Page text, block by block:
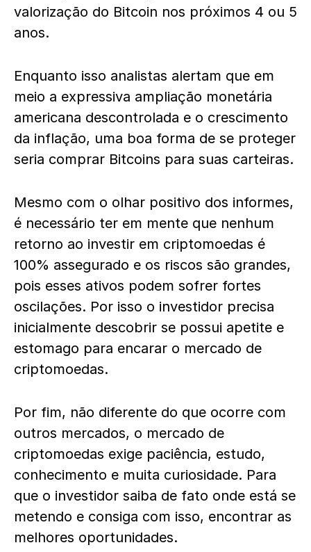
valorização do Bitcoin nos próximos 4 ou 5
anos.
Enquanto isso analistas alertam que em
meio a expressiva ampliação monetária
americana descontrolada e o crescimento
da inflação, uma boa forma de se proteger
seria comprar Bitcoins para suas carteiras.
Mesmo com o olhar positivo dos informes,
é necessário ter em mente que nenhum
retorno ao investir em criptomoedas é
100% assegurado e os riscos são grandes,
pois esses ativos podem sofrer fortes
oscilações. Por isso o investidor precisa
inicialmente descobrir se possui apetite e
estomago para encarar o mercado de
criptomoedas.
Por fim, não diferente do que ocorre com
outros mercados, o mercado de
criptomoedas exige paciência, estudo,
conhecimento e muita curiosidade. Para
que o investidor saiba de fato onde está se
metendo e consiga com isso, encontrar as
melhores oportunidades.